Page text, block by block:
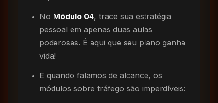
No Módulo 04, trace sua estratégia
pessoal em apenas duas aulas
poderosas. É aqui que seu plano ganha
vida!
E quando falamos de alcance, os
módulos sobre tráfego são imperdíveis: